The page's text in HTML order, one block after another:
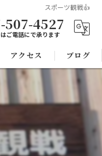
スポーツ観戦👍
507-4527
ご電話にで承ります
アクセス ブログ
コラム